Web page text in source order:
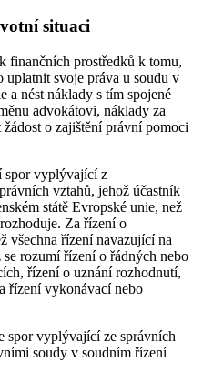
situaci
finančních prostředků k tomu,
uplatnit svoje práva u soudu v
a nést náklady s tím spojené
advokátovi, náklady za
o zajištění právní pomoci
spor vyplývající z
vztahů, jehož účastník
státě Evropské unie, než
Za řízení o
všechna řízení navazující na
rozumí řízení o řádných nebo
řízení o uznání rozhodnutí,
řízení vykonávací nebo
spor vyplývající ze správních
soudy v soudním řízení